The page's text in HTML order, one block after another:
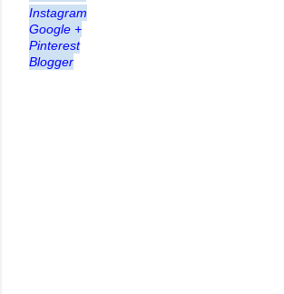
Instagram
Google +
Pinterest
Blogger